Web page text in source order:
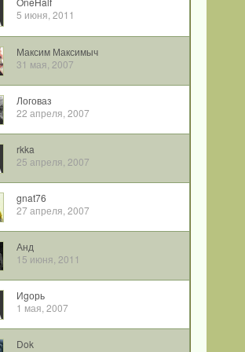
5 июня, 2011
Максим Максимыч
31 мая, 2007
Логоваз
22 апреля, 2007
rkka
25 апреля, 2007
gnat76
27 апреля, 2007
Анд
15 июня, 2011
Иgорь
1 мая, 2007
Dok